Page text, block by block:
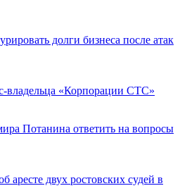
долги бизнеса после атак
владельца «Корпорации СТС»
Потанина ответить на вопросы
аресте двух ростовских судей в